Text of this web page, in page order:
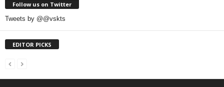
Follow us on Twitter
Tweets by @@vskts
EDITOR PICKS